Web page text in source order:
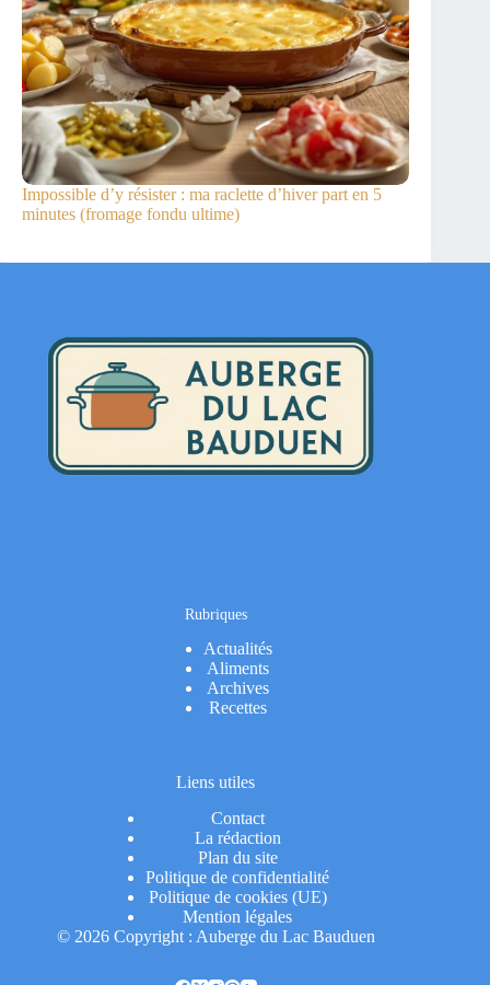
Impossible d’y résister : ma raclette d’hiver part en 5
minutes (fromage fondu ultime)
Rubriques
Actualités
Aliments
Archives
Recettes
Liens utiles
Contact
La rédaction
Plan du site
Politique de confidentialité
Politique de cookies (UE)
Mention légales
© 2026 Copyright : Auberge du Lac Bauduen